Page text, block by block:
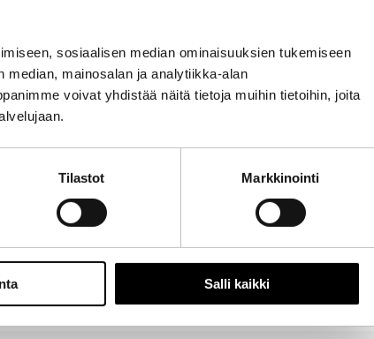
sosiaalisen median ominaisuuksien tukemiseen
mainosalan ja analytiikka-alan
voivat yhdistää näitä tietoja muihin tietoihin, joita
Tilastot Markkinointi
Salli kaikki